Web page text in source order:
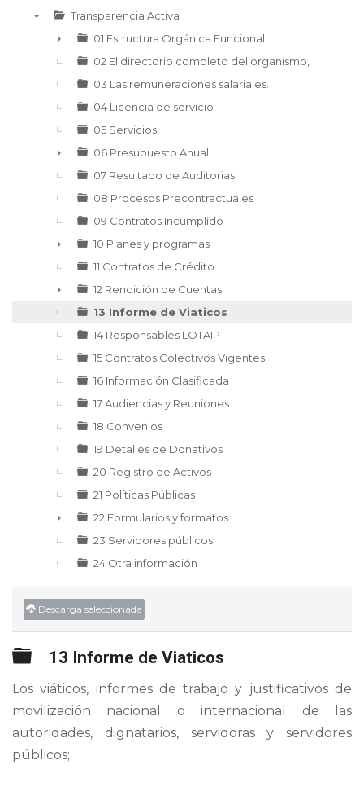
Transparencia Activa
►
01 Estructura Orgánica Funcional ...
02 El directorio completo del organismo,
03 Las remuneraciones salariales.
04 Licencia de servicio
05 Servicios
►
06 Presupuesto Anual
07 Resultado de Auditorias
08 Procesos Precontractuales
09 Contratos Incumplido
►
10 Planes y programas
11 Contratos de Crédito
►
12 Rendición de Cuentas
13 Informe de Viaticos
14 Responsables LOTAIP
15 Contratos Colectivos Vigentes
16 Información Clasificada
17 Audiencias y Reuniones
18 Convenios
19 Detalles de Donativos
20 Registro de Activos
21 Políticas Públicas
►
22 Formularios y formatos
23 Servidores públicos
24 Otra información
Descarga seleccionada
Carpeta
13 Informe de Viaticos
Los viáticos, informes de trabajo y justificativos de
movilización nacional o internacional de las
autoridades, dignatarios, servidoras y servidores
públicos;